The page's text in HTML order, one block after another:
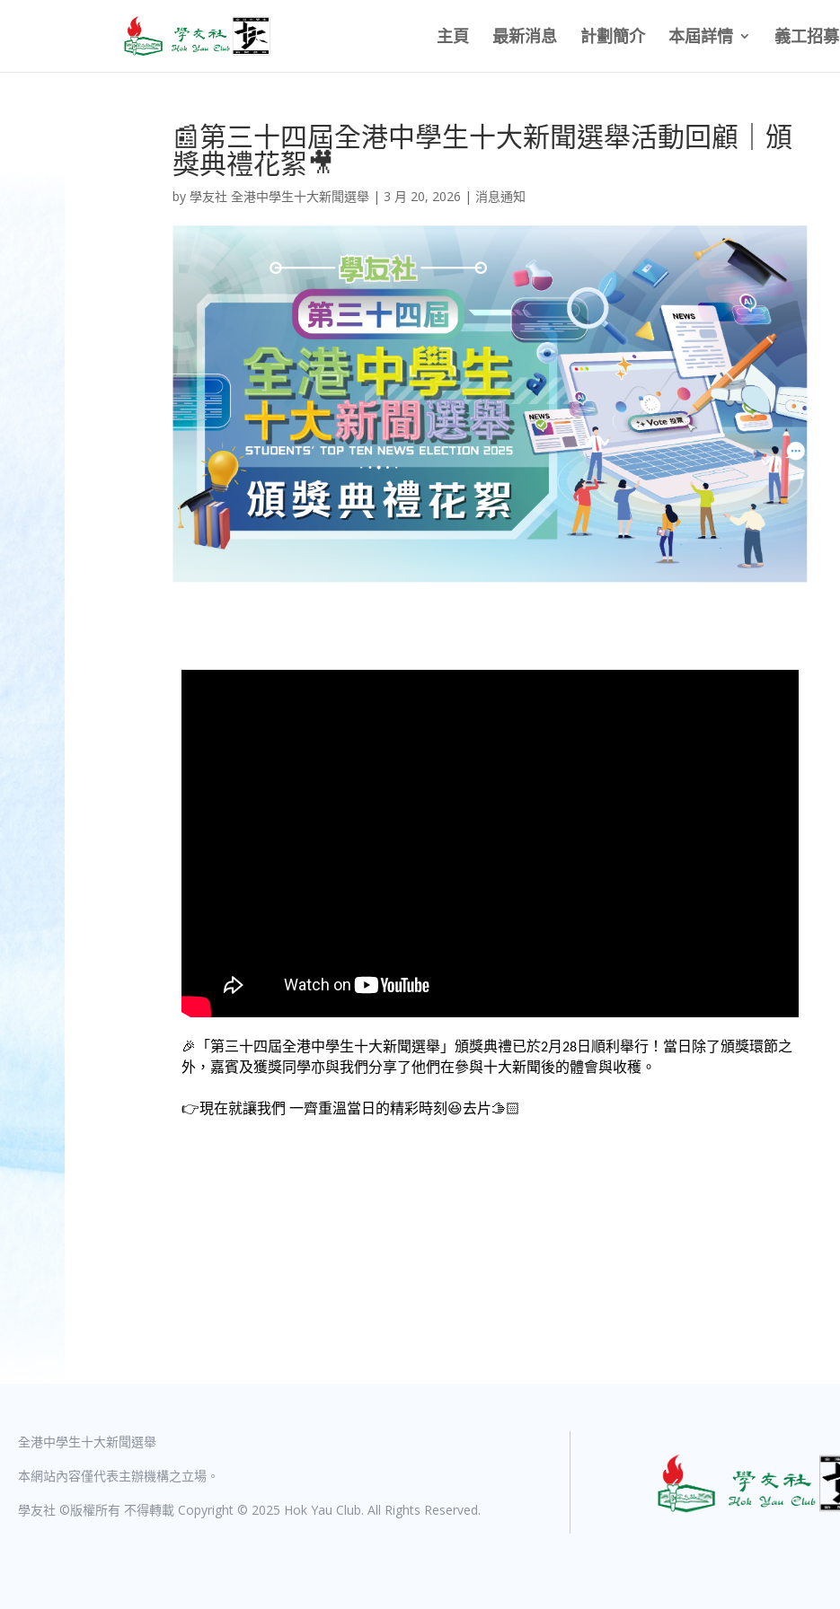
主頁 最新消息 計劃簡介 本屆詳情 義工招募
📰第三十四屆全港中學生十大新聞選舉活動回顧｜頒
獎典禮花絮🎥
by 學友社 全港中學生十大新聞選舉 | 3 月 20, 2026 | 消息通知
🎉「第三十四屆全港中學生十大新聞選舉」頒獎典禮已於2月28日順利舉行！當日除了頒獎環節之
外，嘉賓及獲獎同學亦與我們分享了他們在參與十大新聞後的體會與收穫。
👉現在就讓我們 一齊重溫當日的精彩時刻😆去片🫱🏻
全港中學生十大新聞選舉
本網站內容僅代表主辦機構之立場。
學友社 ©版權所有 不得轉載 Copyright © 2025 Hok Yau Club. All Rights Reserved.